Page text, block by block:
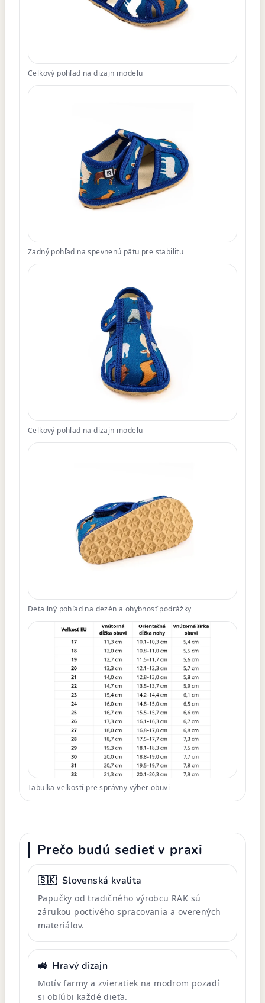
Celkový pohľad na dizajn modelu
Zadný pohľad na spevnenú pätu pre stabilitu
Celkový pohľad na dizajn modelu
Detailný pohľad na dezén a ohybnosť podrážky
Tabuľka veľkostí pre správny výber obuvi
Prečo budú sedieť v praxi
🇸🇰 Slovenská kvalita
Papučky od tradičného výrobcu RAK sú
zárukou poctivého spracovania a overených
materiálov.
🚜 Hravý dizajn
Motív farmy a zvieratiek na modrom pozadí
si obľúbi každé dieťa.